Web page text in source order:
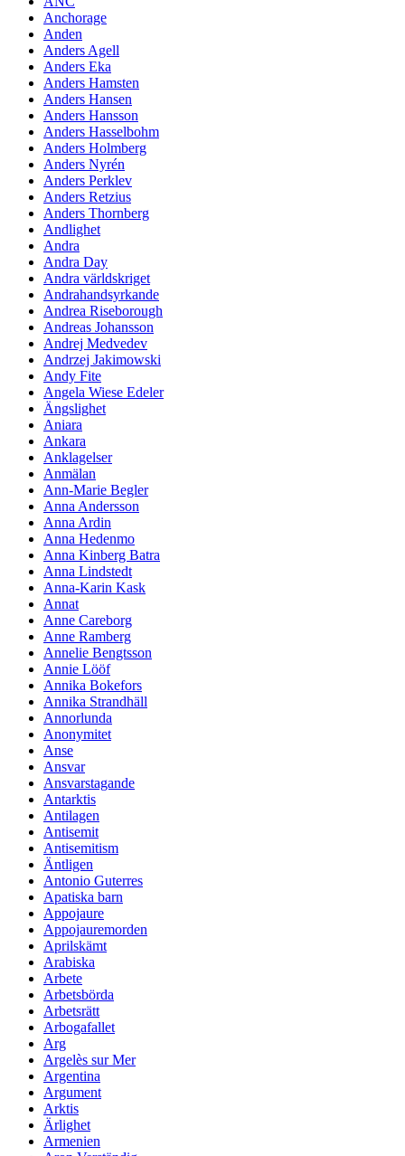
Anchorage
Anden
Anders Agell
Anders Eka
Anders Hamsten
Anders Hansen
Anders Hansson
Anders Hasselbohm
Anders Holmberg
Anders Nyrén
Anders Perklev
Anders Retzius
Anders Thornberg
Andlighet
Andra
Andra Day
Andra världskriget
Andrahandsyrkande
Andrea Riseborough
Andreas Johansson
Andrej Medvedev
Andrzej Jakimowski
Andy Fite
Angela Wiese Edeler
Ängslighet
Aniara
Ankara
Anklagelser
Anmälan
Ann-Marie Begler
Anna Andersson
Anna Ardin
Anna Hedenmo
Anna Kinberg Batra
Anna Lindstedt
Anna-Karin Kask
Annat
Anne Careborg
Anne Ramberg
Annelie Bengtsson
Annie Lööf
Annika Bokefors
Annika Strandhäll
Annorlunda
Anonymitet
Anse
Ansvar
Ansvarstagande
Antarktis
Antilagen
Antisemit
Antisemitism
Äntligen
Antonio Guterres
Apatiska barn
Appojaure
Appojauremorden
Aprilskämt
Arabiska
Arbete
Arbetsbörda
Arbetsrätt
Arbogafallet
Arg
Argelès sur Mer
Argentina
Argument
Arktis
Ärlighet
Armenien